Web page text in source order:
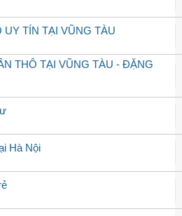
UY TÍN TẠI VŨNG TÀU
THÔ TẠI VŨNG TÀU - ĐẶNG
Hà Nội